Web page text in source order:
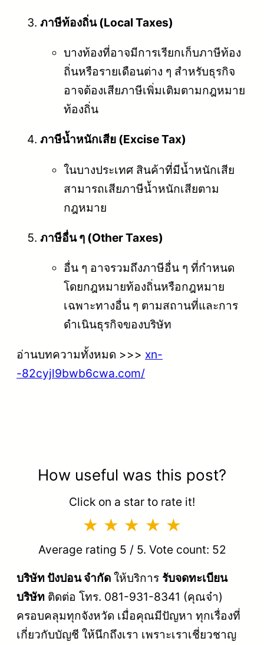
ภาษีท้องถิ่น (Local Taxes)
บางท้องที่อาจมีการเรียกเก็บภาษีท้อง
ถิ่นหรือรายเดือนต่าง ๆ สำหรับธุรกิจ
อาจต้องเสียภาษีเพิ่มเติมตามกฎหมาย
ท้องถิ่น
ภาษีน้ำหนักเสีย (Excise Tax)
ในบางประเทศ สินค้าที่มีน้ำหนักเสีย
สามารถเสียภาษีน้ำหนักเสียตาม
กฎหมาย
ภาษีอื่น ๆ (Other Taxes)
อื่น ๆ อาจรวมถึงภาษีอื่น ๆ ที่กำหนด
โดยกฎหมายท้องถิ่นหรือกฎหมาย
เฉพาะทางอื่น ๆ ตามสถานที่และการ
ดำเนินธุรกิจของบริษัท
อ่านบทความทั้งหมด >>> xn-
-82cyjl9bwb6cwa.com/
How useful was this post?
Click on a star to rate it!
Average rating 5 / 5. Vote count: 52
บริษัท ปังปอน จำกัด ให้บริการ รับจดทะเบียน
บริษัท ติดต่อ โทร. 081-931-8341 (คุณจ๋า)
ครอบคลุมทุกจังหวัด เมื่อคุณมีปัญหา ทุกเรื่องที่
เกี่ยวกับบัญชี ให้นึกถึงเรา เพราะเราเชี่ยวชาญ